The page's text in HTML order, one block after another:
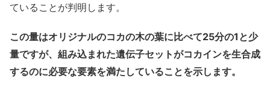
ていることが判明します。
この量はオリジナルのコカの木の葉に比べて25分の1と少
量ですが、組み込まれた遺伝子セットがコカインを生合成
するのに必要な要素を満たしていることを示します。